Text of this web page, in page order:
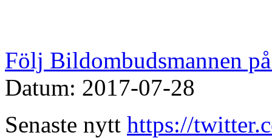
Följ Bildombudsmannen
Datum: 2017-07-28
Senaste nytt https://